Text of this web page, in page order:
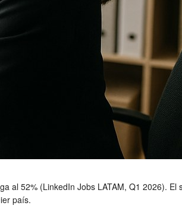
al 52% (LinkedIn Jobs LATAM, Q1 2026). El
país.